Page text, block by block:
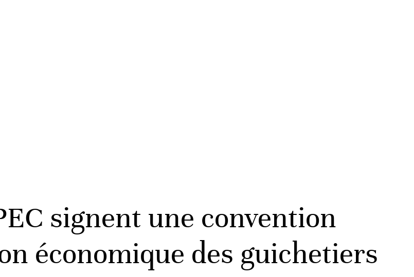
signent une convention
économique des guichetiers